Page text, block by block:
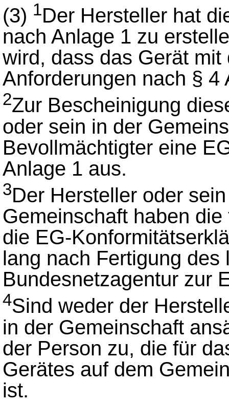
(3) 1Der Hersteller hat
nach Anlage 1 zu
wird, dass das Gerät
Anforderungen nach § 4
2Zur Bescheinigung
oder sein in der
Bevollmächtigter eine
Anlage 1 aus.
3Der Hersteller oder
Gemeinschaft haben
die EG-
lang nach Fertigung
Bundesnetzagentur zur
4Sind weder der
in der Gemeinschaft
der Person zu, die für
Gerätes auf dem
ist.